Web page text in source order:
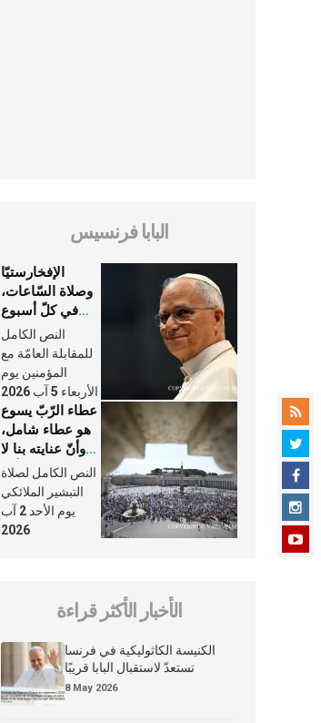
البابا فرنسيس
الإفخارستيّا
وصلاة السّاعات،
في كلّ أسبوع
وكلّ يوم، هما
النَّفَس في حياة
الكنيسة
النص الكامل
للمقابلة العامّة مع
المؤمنين يوم
الأربعاء 5 آب 2026
عطاء الرّبّ يسوع
هو عطاء شامل،
وأنّ عنايته بنا لا
تغيب عنّا أبدًا
النص الكامل لصلاة
التبشير الملائكي
يوم الأحد 2 آب
2026
الأخبار الأكثر قراءة
الكنيسة الكاثوليكية في فرنسا
تستعدّ لاستقبال البابا قريبًا
8 May 2026